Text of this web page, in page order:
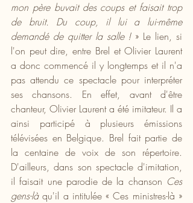
mon père buvait des coups et faisait trop
de bruit. Du coup, il lui a lui-même
demandé de quitter la salle ! » Le lien, si
l'on peut dire, entre Brel et Olivier Laurent
a donc commencé il y longtemps et il n'a
pas attendu ce spectacle pour interpréter
ses chansons. En effet, avant d'être
chanteur, Olivier Laurent a été imitateur. Il a
ainsi participé à plusieurs émissions
télévisées en Belgique. Brel fait partie de
la centaine de voix de son répertoire.
D'ailleurs, dans son spectacle d'imitation,
il faisait une parodie de la chanson Ces
gens-là qu'il a intitulée « Ces ministres-là »